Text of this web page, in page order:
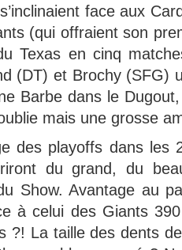
face aux
(qui offraient son
Texas en cinq
(DT) et Brochy (SFG)
Barbe dans le
mais une grosse
des playoffs dans les
du grand, du
Show. Avantage au
à celui des Giants
?! La taille des dents